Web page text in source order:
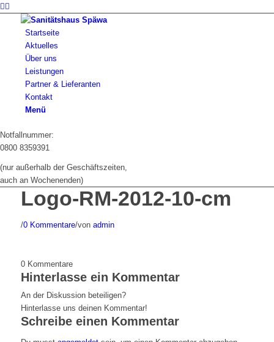
Startseite
Aktuelles
Über uns
Leistungen
Partner & Lieferanten
Kontakt
Menü
Notfallnummer:
0800 8359391
(nur außerhalb der Geschäftszeiten,
auch an Wochenenden)
Logo-RM-2012-10-cm
/0 Kommentare/von admin
0 Kommentare
Hinterlasse ein Kommentar
An der Diskussion beteiligen?
Hinterlasse uns deinen Kommentar!
Schreibe einen Kommentar